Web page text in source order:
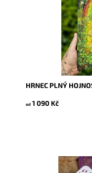
HRNEC PLNÝ
od 1 090 Kč